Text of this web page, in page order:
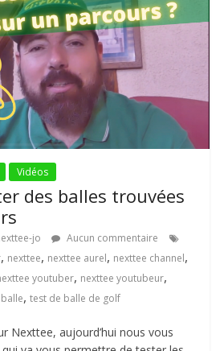
Vidéos
des balles trouvées
jo
Aucun commentaire
, nexttee, nexttee aurel, nexttee channel,
youtuber, nexttee youtubeur,
,test de balle de golf
Nexttee, aujourd’hui nous vous